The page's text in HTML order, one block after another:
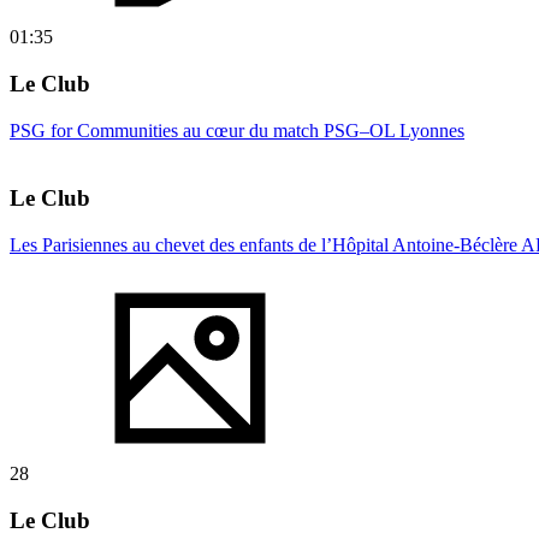
01:35
Le Club
PSG for Communities au cœur du match PSG–OL Lyonnes
Le Club
Les Parisiennes au chevet des enfants de l’Hôpital Antoine-Béclère
28
Le Club